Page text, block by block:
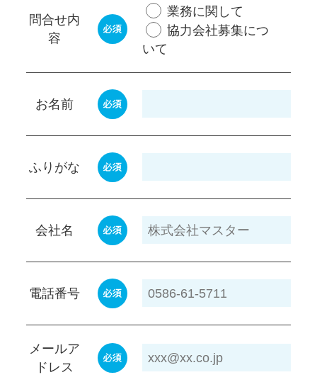
問合せ内
容
業務に関して
協力会社募集につ
いて
お名前
ふりがな
会社名
電話番号
メールア
ドレス